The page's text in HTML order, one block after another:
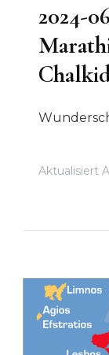
2024-
Aktualisiert